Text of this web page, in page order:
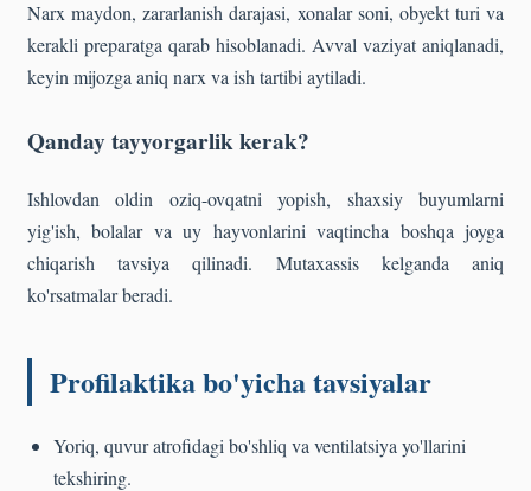
Narx maydon, zararlanish darajasi, xonalar soni, obyekt turi va
kerakli preparatga qarab hisoblanadi. Avval vaziyat aniqlanadi,
keyin mijozga aniq narx va ish tartibi aytiladi.
Qanday tayyorgarlik kerak?
Ishlovdan oldin oziq-ovqatni yopish, shaxsiy buyumlarni
yig'ish, bolalar va uy hayvonlarini vaqtincha boshqa joyga
chiqarish tavsiya qilinadi. Mutaxassis kelganda aniq
ko'rsatmalar beradi.
Profilaktika bo'yicha tavsiyalar
Yoriq, quvur atrofidagi bo'shliq va ventilatsiya yo'llarini
tekshiring.